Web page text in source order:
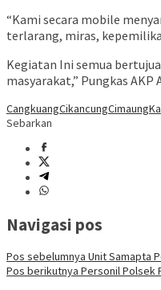
“Kami secara mobile
terlarang, miras,
Kegiatan Ini semua
masyarakat,” Pungkas AKP
CangkuangCikancungCimaung
Sebarkan
Navigasi pos
Pos sebelumnya Unit Samapta
Pos berikutnya Personil Polsek